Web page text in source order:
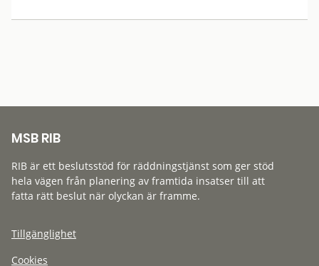
MSB RIB
RIB är ett beslutsstöd för räddningstjänst som ger stöd
hela vägen från planering av framtida insatser till att
fatta rätt beslut när olyckan är framme.
Tillgänglighet
Cookies